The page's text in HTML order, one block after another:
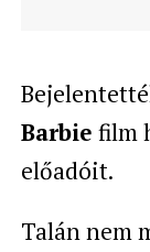
Barbie film
előadóit.
Talán nem